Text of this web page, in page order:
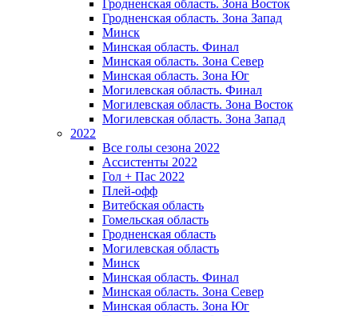
Гродненская область. Зона Восток
Гродненская область. Зона Запад
Минск
Минская область. Финал
Минская область. Зона Север
Минская область. Зона Юг
Могилевская область. Финал
Могилевская область. Зона Восток
Могилевская область. Зона Запад
2022
Все голы сезона 2022
Ассистенты 2022
Гол + Пас 2022
Плей-офф
Витебская область
Гомельская область
Гродненская область
Могилевская область
Минск
Mинская область. Финал
Минская область. Зона Север
Минская область. Зона Юг